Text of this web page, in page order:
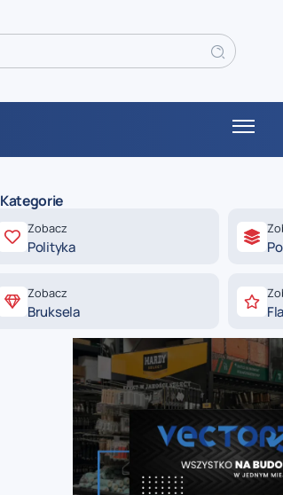
Kategorie
Zobacz
Polityka
Zobacz
Bruksela